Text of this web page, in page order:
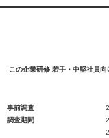
この企業研修 若手・中堅社員
事前調査
調査期間